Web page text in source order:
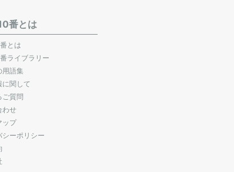
番とは
とは
ライブラリー
用語集
に関して
ご質問
わせ
ップ
シーポリシー